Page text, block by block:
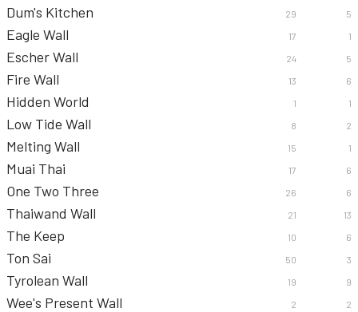
Dum's Kitchen 29 5
Eagle Wall 17 1
Escher Wall 24 5
Fire Wall 13 6
Hidden World 1 1
Low Tide Wall 8 2
Melting Wall 15 1
Muai Thai 17 6
One Two Three 26 6
Thaiwand Wall 21 13
The Keep 10 6
Ton Sai 50 3
Tyrolean Wall 19 9
Wee's Present Wall 2 2